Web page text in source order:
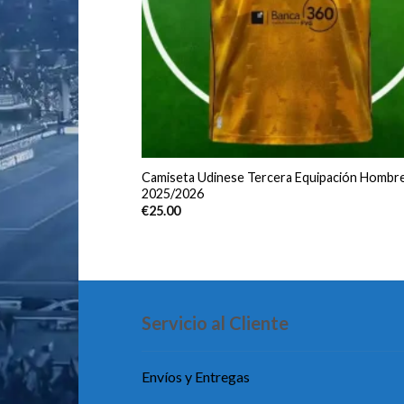
Camiseta Udinese Tercera Equipación
2025/2026
€25.00
Servicio al Cliente
Envíos y Entregas